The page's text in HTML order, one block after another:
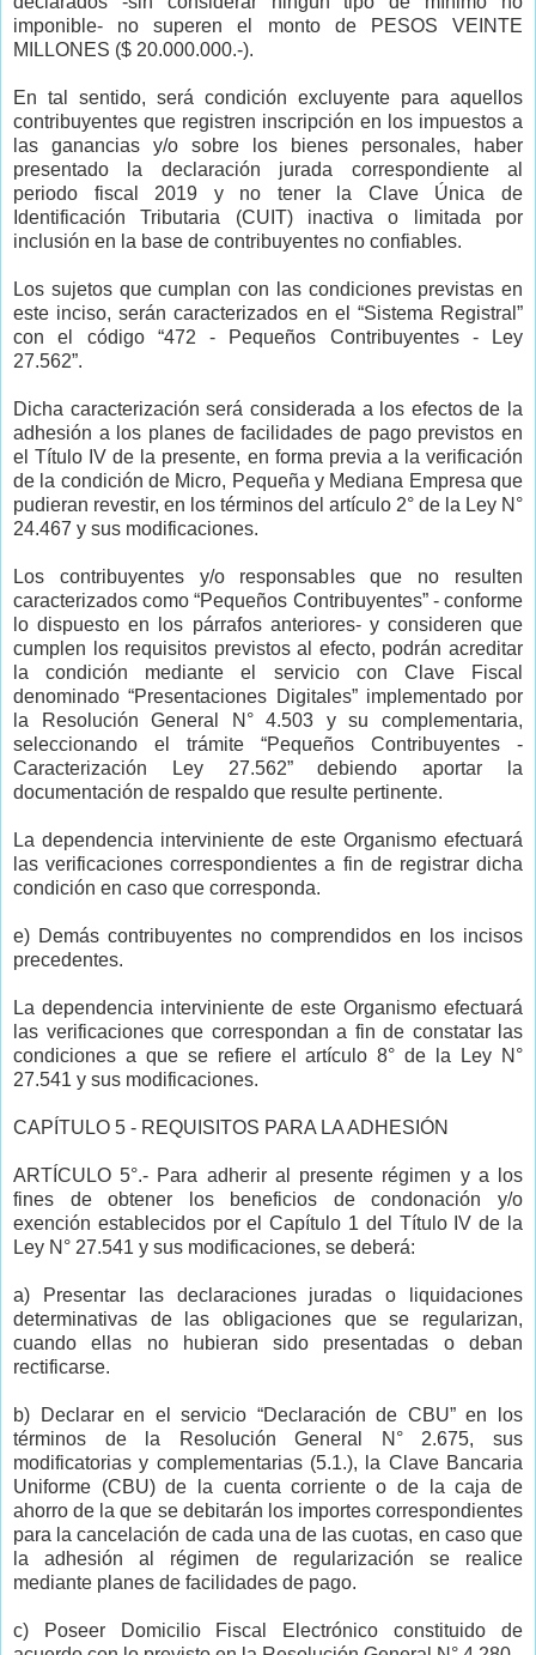
imponible- no superen el monto de PESOS VEINTE
MILLONES ($ 20.000.000.-).
En tal sentido, será condición excluyente para aquellos
contribuyentes que registren inscripción en los impuestos a
las ganancias y/o sobre los bienes personales, haber
presentado la declaración jurada correspondiente al
periodo fiscal 2019 y no tener la Clave Única de
Identificación Tributaria (CUIT) inactiva o limitada por
inclusión en la base de contribuyentes no confiables.
Los sujetos que cumplan con las condiciones previstas en
este inciso, serán caracterizados en el “Sistema Registral”
con el código “472 - Pequeños Contribuyentes - Ley
27.562”.
Dicha caracterización será considerada a los efectos de la
adhesión a los planes de facilidades de pago previstos en
el Título IV de la presente, en forma previa a la verificación
de la condición de Micro, Pequeña y Mediana Empresa que
pudieran revestir, en los términos del artículo 2° de la Ley N°
24.467 y sus modificaciones.
Los contribuyentes y/o responsables que no resulten
caracterizados como “Pequeños Contribuyentes” - conforme
lo dispuesto en los párrafos anteriores- y consideren que
cumplen los requisitos previstos al efecto, podrán acreditar
la condición mediante el servicio con Clave Fiscal
denominado “Presentaciones Digitales” implementado por
la Resolución General N° 4.503 y su complementaria,
seleccionando el trámite “Pequeños Contribuyentes -
Caracterización Ley 27.562” debiendo aportar la
documentación de respaldo que resulte pertinente.
La dependencia interviniente de este Organismo efectuará
las verificaciones correspondientes a fin de registrar dicha
condición en caso que corresponda.
e) Demás contribuyentes no comprendidos en los incisos
precedentes.
La dependencia interviniente de este Organismo efectuará
las verificaciones que correspondan a fin de constatar las
condiciones a que se refiere el artículo 8° de la Ley N°
27.541 y sus modificaciones.
CAPÍTULO 5 - REQUISITOS PARA LA ADHESIÓN
ARTÍCULO 5°.- Para adherir al presente régimen y a los
fines de obtener los beneficios de condonación y/o
exención establecidos por el Capítulo 1 del Título IV de la
Ley N° 27.541 y sus modificaciones, se deberá:
a) Presentar las declaraciones juradas o liquidaciones
determinativas de las obligaciones que se regularizan,
cuando ellas no hubieran sido presentadas o deban
rectificarse.
b) Declarar en el servicio “Declaración de CBU” en los
términos de la Resolución General N° 2.675, sus
modificatorias y complementarias (5.1.), la Clave Bancaria
Uniforme (CBU) de la cuenta corriente o de la caja de
ahorro de la que se debitarán los importes correspondientes
para la cancelación de cada una de las cuotas, en caso que
la adhesión al régimen de regularización se realice
mediante planes de facilidades de pago.
c) Poseer Domicilio Fiscal Electrónico constituido de